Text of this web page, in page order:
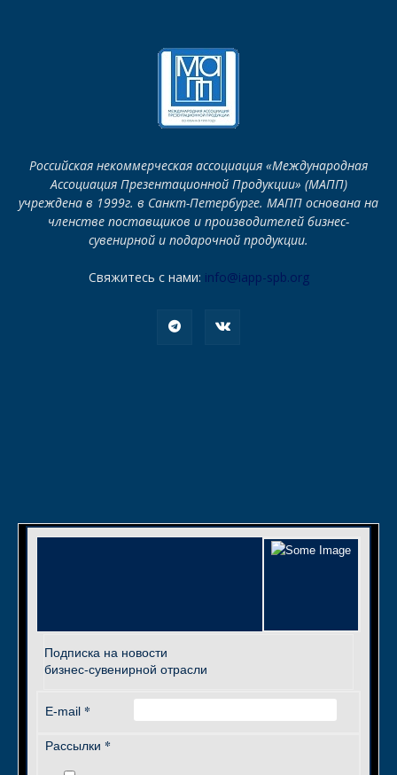
Российская некоммерческая ассоциация «Международная
Ассоциация Презентационной Продукции» (МАПП)
учреждена в 1999г. в Санкт-Петербурге. МАПП основана на
членстве поставщиков и производителей бизнес-
сувенирной и подарочной продукции.
Свяжитесь с нами: info@iapp-spb.org
Подписка на новости
бизнес-сувенирной отрасли
E-mail *
Рассылки *